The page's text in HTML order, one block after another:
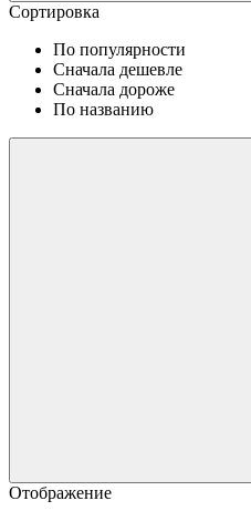
Сортировка
По популярности
Сначала дешевле
Сначала дороже
По названию
Отображение